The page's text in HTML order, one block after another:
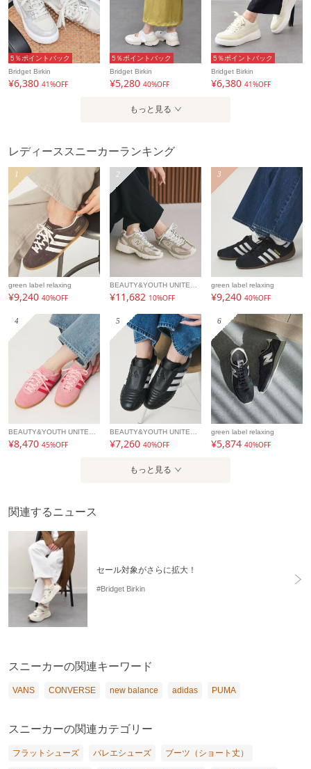
5％ポイントバック
Bridget Birkin
¥6,380 41%OFF
5％ポイントバック
Bridget Birkin
¥5,280 40%OFF
5％ポイントバック
Bridget Birkin
¥6,380 41%OFF
もっと見る
レディーススニーカーランキング
1
green label relaxing
¥9,240 40%OFF
2
BEAUTY&YOUTH UNITED ARROWS
¥11,682 10%OFF
3
green label relaxing
¥9,24040%OFF
4
BEAUTY&YOUTH UNITED ARROWS
¥8,470 45%OFF
5
BEAUTY&YOUTH UNITED ARROWS
¥7,26040%OFF
6
green label relaxing
¥5,87440%OFF
もっと見る
関連するニュース
セール対象がさらに拡大！
#Bridget Birkin
スニーカーの関連キーワード
VANS CONVERSE new balance adidas PUMA
スニーカーの関連カテゴリー
フラットシューズ バレエシューズ ブーツ（ショート丈）